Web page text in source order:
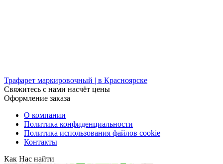
Трафарет маркировочный | в Красноярске
Свяжитесь с нами насчёт цены
Оформление заказа
О компании
Политика конфиденциальности
Политика использования файлов cookie
Контакты
Как Нас найти